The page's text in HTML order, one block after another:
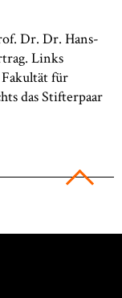
Dr. Dr. Hans-
Links
für
das Stifterpaar